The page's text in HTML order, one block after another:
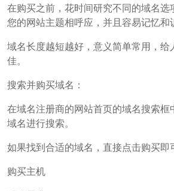
在购买之前，花时间研究不同的域名选
您的网站主题相呼应，并且容易记忆和
域名长度越短越好，意义简单常用，给
佳。
搜索并购买域名：
在域名注册商的网站首页的域名搜索框
域名进行搜索。
如果找到合适的域名，直接点击购买即
购买主机